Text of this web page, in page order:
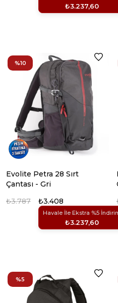
₺3.237,60
Evolite Petra 28 Sırt
Çantası - Gri
₺3.408
Havale İle Ekstra %5
₺3.237,60
₺3.787
%10
%5